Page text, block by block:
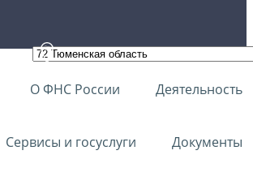
О ФНС России Деятельность
Сервисы и госуслуги Документы